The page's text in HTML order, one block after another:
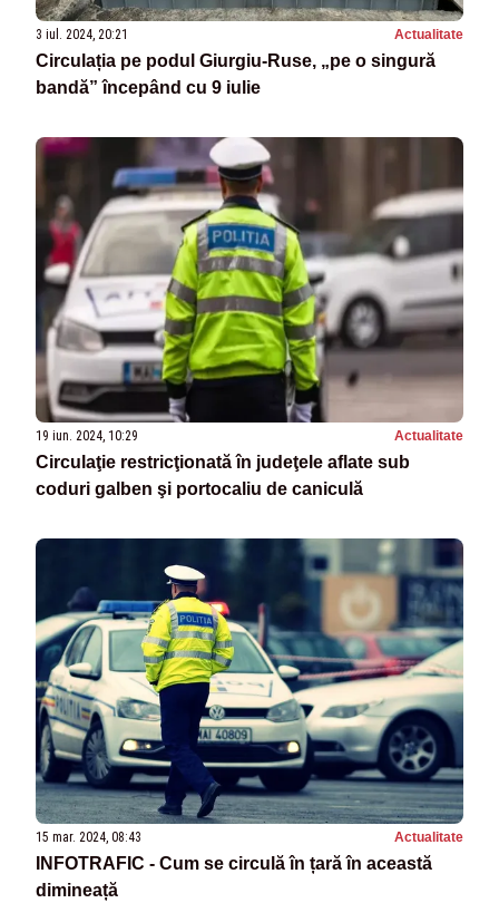
3 iul. 2024, 20:21 Actualitate
Circulația pe podul Giurgiu-Ruse, „pe o singură
bandă” începând cu 9 iulie
19 iun. 2024, 10:29 Actualitate
Circulaţie restricţionată în judeţele aflate sub
coduri galben şi portocaliu de caniculă
15 mar. 2024, 08:43 Actualitate
INFOTRAFIC - Cum se circulă în țară în această
dimineață